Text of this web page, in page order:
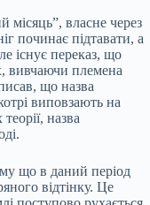
місяць”, власне через
починає підтавати, а
існує переказ, що
вивчаючи племена
що назва
виповзають на
назва
що в даний період
відтінку. Це